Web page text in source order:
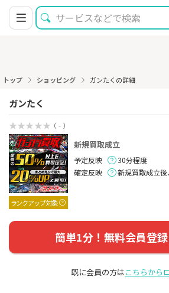
トップ ショッピング ガンたくの詳細
ガンたく
（ - ）
ランクアップ対象
新規買取成立
予定反映
30分程度
確定反映
新規買取成立
簡単1分！無料会員登
既に会員の方はこちらから